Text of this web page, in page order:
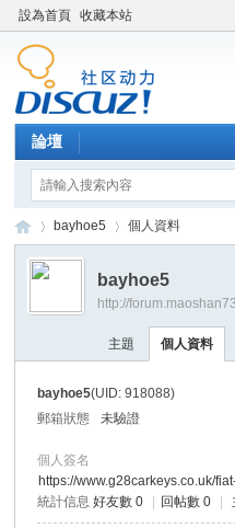
設為首頁 收藏本站
論壇
›
bayhoe5 個人資料
bayhoe5
http://
主題 個人資料
bayhoe5(UID: 918088)
郵箱狀態
未驗證
個人簽名
https://www.g28carkeys.co.uk/
統計信息 好友數 0 回帖數 0